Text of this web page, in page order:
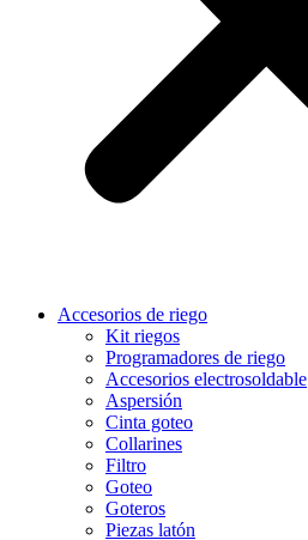
Accesorios de riego
Kit riegos
Programadores de riego
Accesorios electrosoldable
Aspersión
Cinta goteo
Collarines
Filtro
Goteo
Goteros
Piezas latón